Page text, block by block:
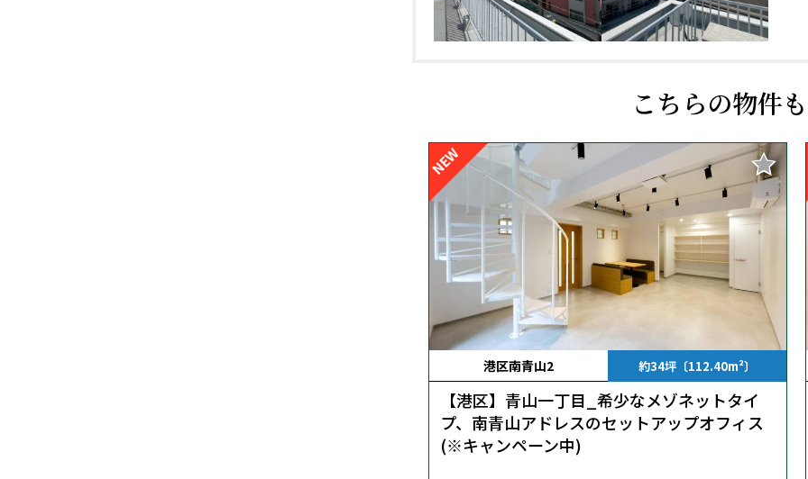
こちらの物件
NEW
港区南青山2 約34坪〔112.40m²〕
【港区】青山一丁目_希少なメゾネットタイ
プ、南青山アドレスのセットアップオフィス
(※キャンペーン中)